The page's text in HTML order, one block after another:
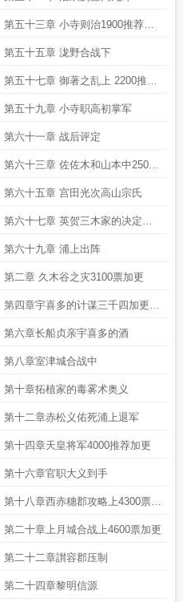
第五十三章 小寺则治1900推荐加
更
第五十五章 泷野合战下
第五十七章 御著之乱上 2200推荐
加更
第五十九章 小寺职高初掌军
第六十一章 战后评定
第六十三章 佐佐木和山本中2500
票加更
第六十五章 宫田光次高山宗氏
第六十七章 英贺三木家的决定
2800加更
第六十九章 浦上出阵
第二章 久木谷之灾3100票加更
第四章宇喜多的计谋三千四加更求
收藏
第六章长船贞亲宇喜多的酒
第八章室津城合战中
第十章拓植家的毒雾术奥义
第十二章赤松义佑死浦上退军
第十四章天皇将军4000推荐加更
第十六章官职大义到手
第十八章西赤穗郡攻略上4300票加
更
第二十章上月城合战上4600票加更
第二十二章讃容郡压制
第二十四章黎明信源